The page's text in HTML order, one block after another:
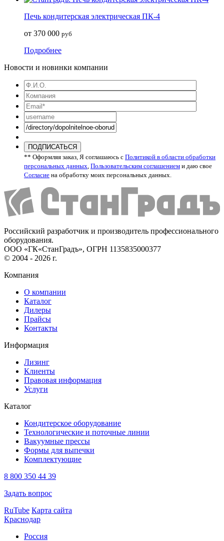
Печь кондитерская электрическая ПК-4
от 370 000 руб
Подробнее
Новости и новинки компании
ПОДПИСАТЬСЯ
** Оформляя заказ, Я соглашаюсь с Политикой в области обработки
персональных данных Пользовательским соглашением и даю свое
Согласие на обработку моих персональных данных.
Российский разработчик и производитель профессионального
оборудования.
ООО «ГК«СтанГрадъ», ОГРН 1135835000377
© 2004 - 2026 г.
Компания
О компании
Каталог
Дилеры
Прайсы
Контакты
Информация
Лизинг
Клиенты
Правовая информация
Услуги
Каталог
Кондитерское оборудование
Технологические и поточные линии
Вакуумные прессы
Формы для выпечки
Комплектующие
8 800 350 44 39
Задать вопрос
RuTube Карта сайта
Краснодар
Россия